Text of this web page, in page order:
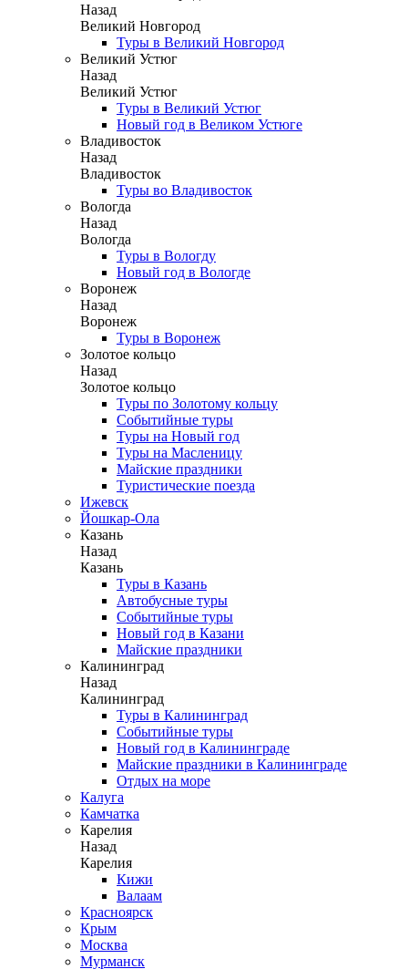
Назад
Великий Новгород
Туры в Великий Новгород
Великий Устюг
Назад
Великий Устюг
Туры в Великий Устюг
Новый год в Великом Устюге
Владивосток
Назад
Владивосток
Туры во Владивосток
Вологда
Назад
Вологда
Туры в Вологду
Новый год в Вологде
Воронеж
Назад
Воронеж
Туры в Воронеж
Золотое кольцо
Назад
Золотое кольцо
Туры по Золотому кольцу
Событийные туры
Туры на Новый год
Туры на Масленицу
Майские праздники
Туристические поезда
Ижевск
Йошкар-Ола
Казань
Назад
Казань
Туры в Казань
Автобусные туры
Событийные туры
Новый год в Казани
Майские праздники
Калининград
Назад
Калининград
Туры в Калининград
Событийные туры
Новый год в Калининграде
Майские праздники в Калининграде
Отдых на море
Калуга
Камчатка
Карелия
Назад
Карелия
Кижи
Валаам
Красноярск
Крым
Москва
Мурманск